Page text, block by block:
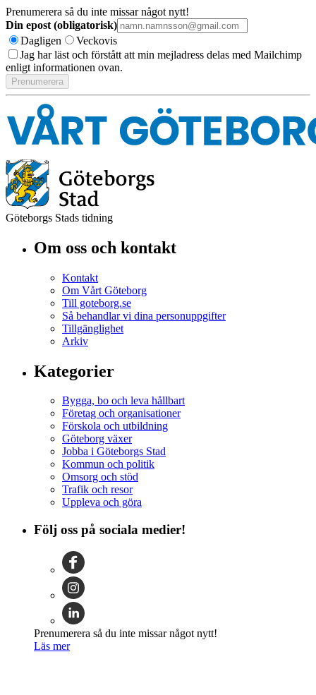
Prenumerera så du inte missar något nytt!
Din epost (obligatorisk)
Dagligen
Veckovis
Jag har läst och förstått att min mejladress delas med Mailchimp
enligt informationen ovan.
Göteborgs Stads tidning
Om oss och kontakt
Kontakt
Om Vårt Göteborg
Till goteborg.se
Så behandlar vi dina personuppgifter
Tillgänglighet
Arkiv
Kategorier
Bygga, bo och leva hållbart
Företag och organisationer
Förskola och utbildning
Göteborg växer
Jobba i Göteborgs Stad
Kommun och politik
Omsorg och stöd
Trafik och resor
Uppleva och göra
Följ oss på sociala medier!
Prenumerera så du inte missar något nytt!
Läs mer